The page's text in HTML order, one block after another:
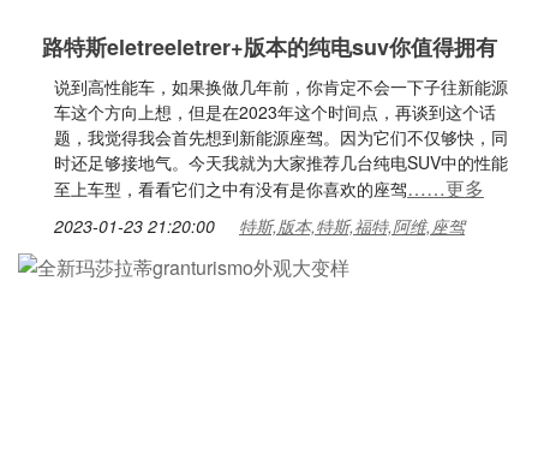
路特斯eletreeletrer+版本的纯电suv你值得拥有
说到高性能车，如果换做几年前，你肯定不会一下子往新能源
车这个方向上想，但是在2023年这个时间点，再谈到这个话
题，我觉得我会首先想到新能源座驾。因为它们不仅够快，同
时还足够接地气。今天我就为大家推荐几台纯电SUV中的性能
至上车型，看看它们之中有没有是你喜欢的座驾……更多
2023-01-23 21:20:00 特斯,版本,特斯,福特,阿维,座驾